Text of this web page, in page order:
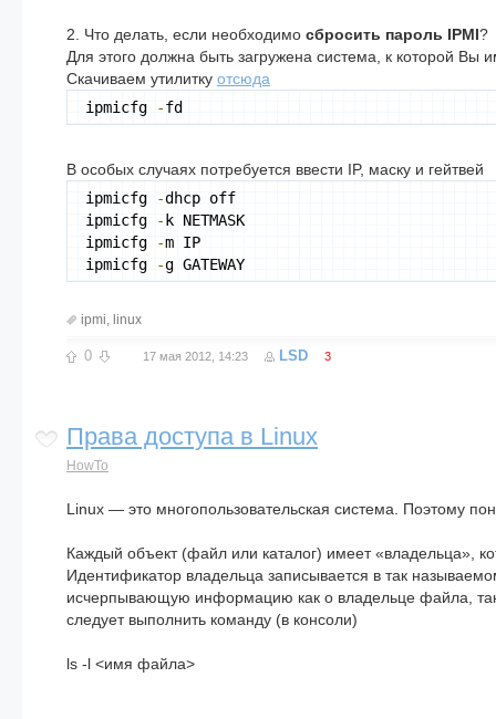
2. Что делать, если необходимо сбросить пароль IPMI?
Для этого должна быть загружена система, к которой Вы
Скачиваем утилитку отсюда
ipmicfg
-fd
В особых случаях потребуется ввести IP, маску и гейтвей
ipmicfg
-dhcp off
ipmicfg
- k NETMASK
ipmicfg
-m IP
ipmicfg
-g GATEWAY
ipmi, linux
0 17 мая 2012, 14:23 LSD 3
Права доступа в Linux
HowTo
Linux — это многопользовательская система. Поэтому
Каждый объект (файл или каталог) имеет «владельца»,
Идентификатор владельца записывается в так
исчерпывающую информацию как о владельце файла,
следует выполнить команду (в консоли)
ls -l <имя файла>